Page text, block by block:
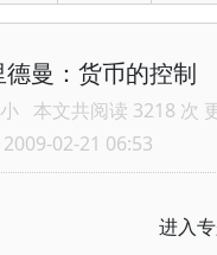
德曼：货币的控制
小 本文共阅读 3218 次
2009-02-21 06:53
进入